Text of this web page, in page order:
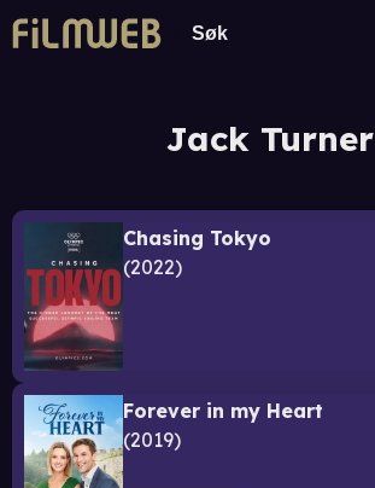
Jack Turner
Chasing Tokyo
2022
Forever in my Heart
2019